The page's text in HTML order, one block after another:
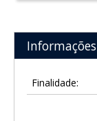
Finalidade: